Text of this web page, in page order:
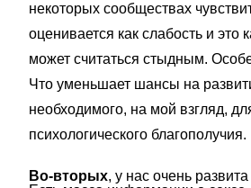
некоторых сообществах
оценивается как слабость и это
может считаться стыдным.
Что уменьшает шансы на
необходимого, на мой взгляд,
психологического благополучия.
Во-вторых, у нас очень